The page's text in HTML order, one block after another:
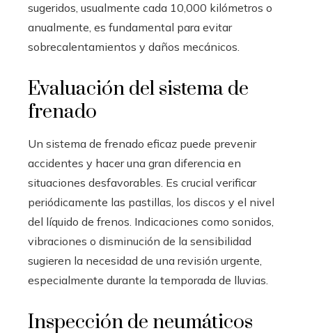
sugeridos, usualmente cada 10,000 kilómetros o
anualmente, es fundamental para evitar
sobrecalentamientos y daños mecánicos.
Evaluación del sistema de
frenado
Un sistema de frenado eficaz puede prevenir
accidentes y hacer una gran diferencia en
situaciones desfavorables. Es crucial verificar
periódicamente las pastillas, los discos y el nivel
del líquido de frenos. Indicaciones como sonidos,
vibraciones o disminución de la sensibilidad
sugieren la necesidad de una revisión urgente,
especialmente durante la temporada de lluvias.
Inspección de neumáticos